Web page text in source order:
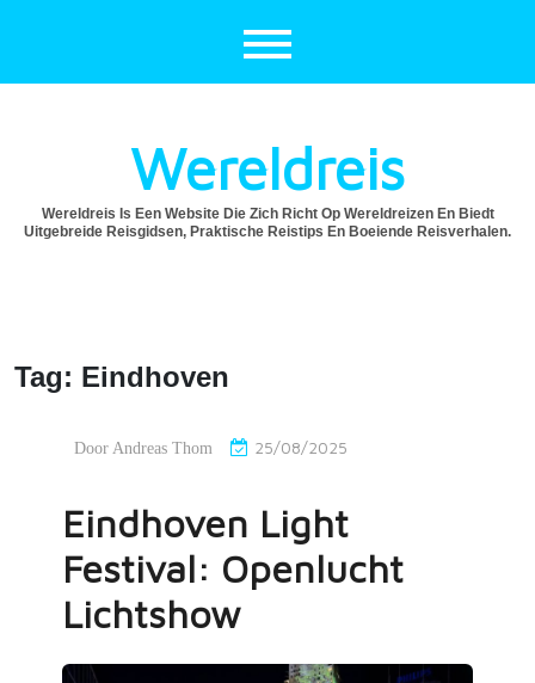
Wereldreis
Wereldreis Is Een Website Die Zich Richt Op Wereldreizen En Biedt
Uitgebreide Reisgidsen, Praktische Reistips En Boeiende Reisverhalen.
Tag: Eindhoven
Door Andreas Thom 25/08/2025
Eindhoven Light
Festival: Openlucht
Lichtshow